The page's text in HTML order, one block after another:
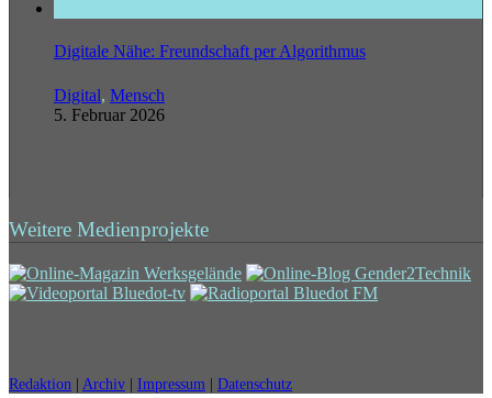
Digitale Nähe: Freundschaft per Algorithmus
Digital, Mensch
5. Februar 2026
Weitere Medienprojekte
Redaktion Archiv Impressum Datenschutz